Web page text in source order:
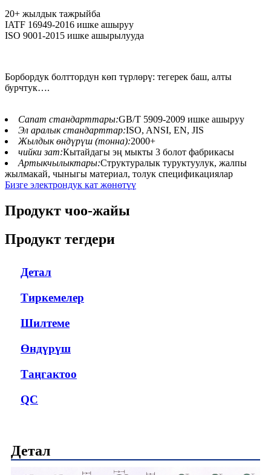
20+ жылдык тажрыйба
IATF 16949-2016 ишке ашыруу
ISO 9001-2015 ишке ашырылууда
Борбордук болттордун көп түрлөрү: тегерек баш, алты
бурчтук….
Сапат стандарттары:GB/T 5909-2009 ишке ашыруу
Эл аралык стандарттар:ISO, ANSI, EN, JIS
Жылдык өндүрүш (тонна):2000+
чийки зат:Кытайдагы эң мыкты 3 болот фабрикасы
Артыкчылыктары:Структуралык туруктуулук, жалпы
жылмакай, чыныгы материал, толук спецификациялар
Бизге электрондук кат жөнөтүү
Продукт чоо-жайы
Продукт тегдери
Детал
Тиркемелер
Шилтеме
Өндүрүш
Таңгактоо
QC
Детал